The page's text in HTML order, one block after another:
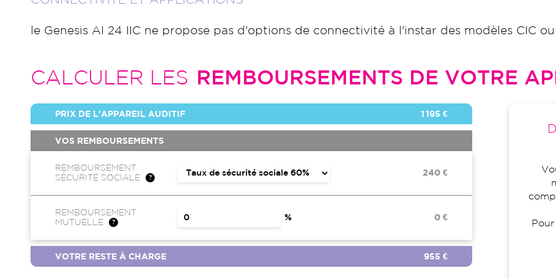
le Genesis AI 24 IIC ne propose pas d'options de connectivité à l'instar des modèles CIC ou
CALCULER LES REMBOURSEMENTS DE VOTRE
PRIX DE L'APPAREIL AUDITIF 1 195 €
VOS REMBOURSEMENTS
REMBOURSEMENT
SÉCURITÉ SOCIALE
240 €
REMBOURSEMENT
MUTUELLE
% 0 €
VOTRE RESTE À CHARGE 955 €